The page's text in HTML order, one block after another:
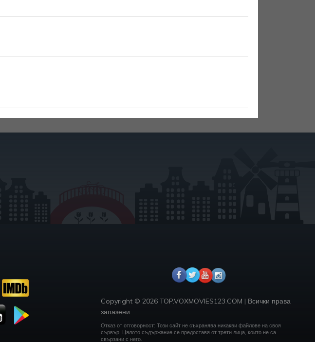
Copyright © 2026 TOP.VOXMOVIES123.COM | Всички права
запазени
Отказ от отговорност: Този сайт не съхранява никакви файлове на своя
сървър. Цялото съдържание се предоставя от трети лица, които не са
свързани с него.